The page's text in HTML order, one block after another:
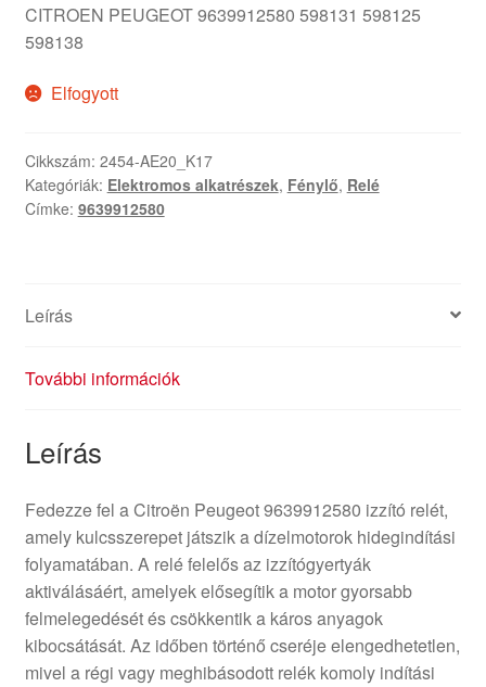
CITROEN PEUGEOT 9639912580 598131 598125
598138
Elfogyott
Cikkszám: 2454-AE20_K17
Kategóriák: Elektromos alkatrészek, Fénylő, Relé
Címke: 9639912580
Leírás
További információk
Leírás
Fedezze fel a Citroën Peugeot 9639912580 izzító relét,
amely kulcsszerepet játszik a dízelmotorok hidegindítási
folyamatában. A relé felelős az izzítógyertyák
aktiválásáért, amelyek elősegítik a motor gyorsabb
felmelegedését és csökkentik a káros anyagok
kibocsátását. Az időben történő cseréje elengedhetetlen,
mivel a régi vagy meghibásodott relék komoly indítási